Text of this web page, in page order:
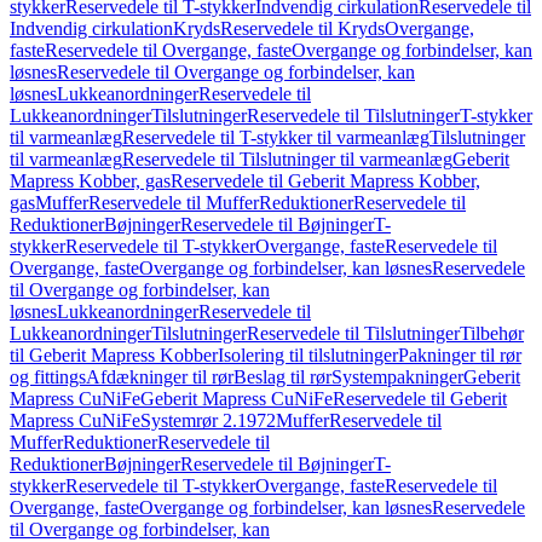
stykkerReservedele til T-stykkerIndvendig cirkulationReservedele til
Indvendig cirkulationKrydsReservedele til KrydsOvergange,
fasteReservedele til Overgange, fasteOvergange og forbindelser, kan
løsnesReservedele til Overgange og forbindelser, kan
løsnesLukkeanordningerReservedele til
LukkeanordningerTilslutningerReservedele til TilslutningerT-stykker
til varmeanlægReservedele til T-stykker til varmeanlægTilslutninger
til varmeanlægReservedele til Tilslutninger til varmeanlægGeberit
Mapress Kobber, gasReservedele til Geberit Mapress Kobber,
gasMufferReservedele til MufferReduktionerReservedele til
ReduktionerBøjningerReservedele til BøjningerT-
stykkerReservedele til T-stykkerOvergange, fasteReservedele til
Overgange, fasteOvergange og forbindelser, kan løsnesReservedele
til Overgange og forbindelser, kan
løsnesLukkeanordningerReservedele til
LukkeanordningerTilslutningerReservedele til TilslutningerTilbehør
til Geberit Mapress KobberIsolering til tilslutningerPakninger til rør
og fittingsAfdækninger til rørBeslag til rørSystempakningerGeberit
Mapress CuNiFeGeberit Mapress CuNiFeReservedele til Geberit
Mapress CuNiFeSystemrør 2.1972MufferReservedele til
MufferReduktionerReservedele til
ReduktionerBøjningerReservedele til BøjningerT-
stykkerReservedele til T-stykkerOvergange, fasteReservedele til
Overgange, fasteOvergange og forbindelser, kan løsnesReservedele
til Overgange og forbindelser, kan